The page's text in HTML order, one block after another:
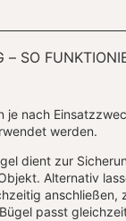
SO
je nach
werden.
dient zur
Alternativ
anschließen,
passt